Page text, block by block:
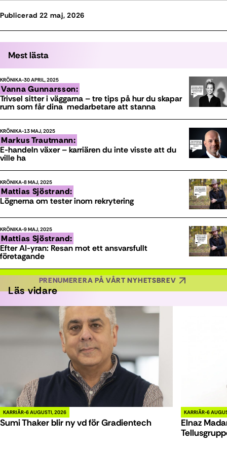
Publicerad 22 maj, 2026
Mest lästa
KRÖNIKA 30 APRIL, 2025
Vanna Gunnarsson:
Trivsel sitter i väggarna – tre tips på hur du skapar
rum som får dina medarbetare att stanna
KRÖNIKA 13 MAJ, 2025
Markus Trautmann:
E-handeln växer – karriären du inte visste att du
ville ha
KRÖNIKA 8 MAJ, 2025
Mattias Sjöstrand:
Lögnerna om tester inom rekrytering
KRÖNIKA 9 MAJ, 2025
Mattias Sjöstrand:
Efter AI-yran: Resan mot ett ansvarsfullt
företagande
PRENUMERERA PÅ VÅRT NYHETSBREV
Läs vidare
KARRIÄR 6 AUGUSTI, 2026
Sumi Thaker blir ny vd för Gradientech
KARRIÄR 6
Elnaz